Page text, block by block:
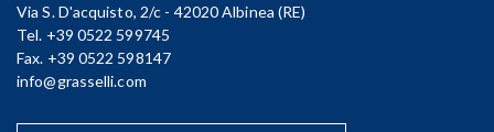
Via S. D'acquisto, 2/c - 42020 Albinea (RE)
Tel. +39 0522 599745
Fax. +39 0522 598147
info@grasselli.com